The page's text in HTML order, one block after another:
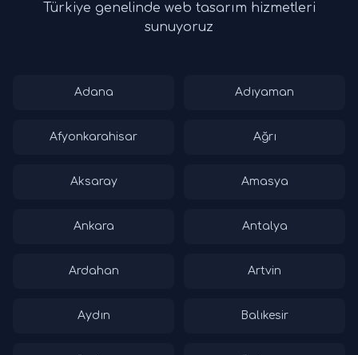
Türkiye genelinde web tasarım hizmetleri
sunuyoruz
Adana Adıyaman
Afyonkarahisar Ağrı
Aksaray Amasya
Ankara Antalya
Ardahan Artvin
Aydın Balıkesir